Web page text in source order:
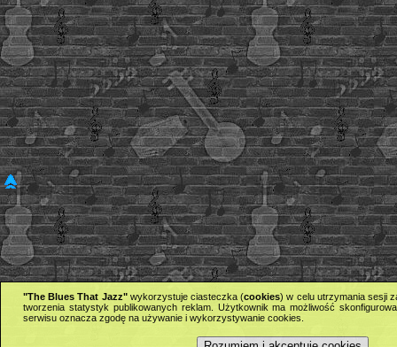
"The Blues That Jazz"wykorzystuje ciasteczka (cookies) w celu utrzymania sesji
tworzenia statystyk publikowanych reklam. Użytkownik ma możliwość
serwisu oznacza zgodę na używanie i wykorzystywanie cookies.